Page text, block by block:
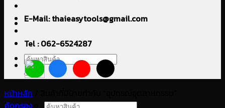
ค้นหา:
ค้นหา:
E-Mail: thaieasytools@gmail.com
Tel : 062-6524287
หน้าหลัก
คัดกรอง